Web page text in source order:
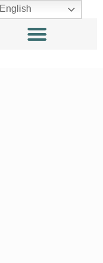
English